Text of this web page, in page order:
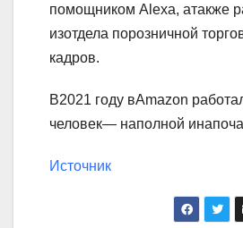
помощником Alexa, атакже
изотдела порозничной
кадров.
В2021 году вAmazon
человек— наполной
Источник